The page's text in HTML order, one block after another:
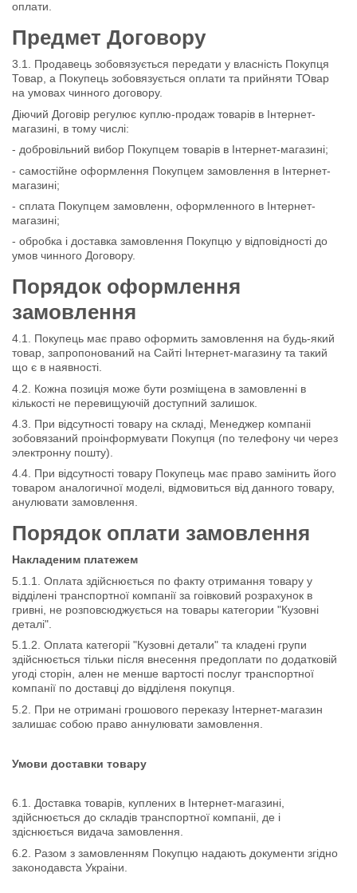
оплати.
Предмет Договору
3.1. Продавець зобовязується передати у власність Покупця
Товар, а Покупець зобовязується оплати та прийняти ТОвар
на умовах чинного договору.
Діючий Договір регулює куплю-продаж товарів в Інтернет-
магазині, в тому числі:
- добровільний вибор Покупцем товарів в Інтернет-магазині;
- самостійне оформлення Покупцем замовлення в Інтернет-
магазині;
- сплата Покупцем замовленн, оформленного в Інтернет-
магазині;
- обробка і доставка замовлення Покупцю у відповідності до
умов чинного Договору.
Порядок оформлення
замовлення
4.1. Покупець має право оформить замовлення на будь-який
товар, запропонований на Сайті Інтернет-магазину та такий
що є в наявності.
4.2. Кожна позиція може бути розміщена в замовленні в
кількості не перевищуючій доступний залишок.
4.3. При відсутності товару на складі, Менеджер компаніі
зобовязаний проінформувати Покупця (по телефону чи через
электронну пошту).
4.4. При відсутності товару Покупець має право замінить його
товаром аналогичної моделі, відмовиться від данного товару,
анулювати замовлення.
Порядок оплати замовлення
Накладеним платежем
5.1.1. Оплата здійснюється по факту отримання товару у
відділені транспортної компанії за гоівковий розрахунок в
гривні, не розповсюджується на товары категории "Кузовні
деталі".
5.1.2. Оплата категоріі "Кузовні детали" та кладені групи
здійснюється тільки після внесення предоплати по додатковій
угоді сторін, ален не менше вартості послуг транспортної
компанії по доставці до відділеня покупця.
5.2. При не отримані грошового переказу Інтернет-магазин
залишає собою право аннулювати замовлення.
Умови доставки товару
6.1. Доставка товарів, куплених в Інтернет-магазині,
здійснюється до складів транспортної компаніі, де і
здіснюється видача замовлення.
6.2. Разом з замовленням Покупцю надають документи згідно
законодавста Украіни.